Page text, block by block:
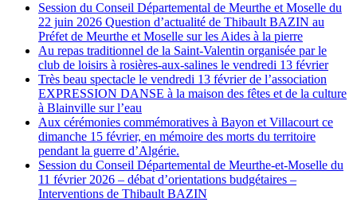
Session du Conseil Départemental de Meurthe et Moselle du
22 juin 2026 Question d’actualité de Thibault BAZIN au
Préfet de Meurthe et Moselle sur les Aides à la pierre
Au repas traditionnel de la Saint-Valentin organisée par le
club de loisirs à rosières-aux-salines le vendredi 13 février
Très beau spectacle le vendredi 13 février de l’association
EXPRESSION DANSE à la maison des fêtes et de la culture
à Blainville sur l’eau
Aux cérémonies commémoratives à Bayon et Villacourt ce
dimanche 15 février, en mémoire des morts du territoire
pendant la guerre d’Algérie.
Session du Conseil Départemental de Meurthe-et-Moselle du
11 février 2026 – débat d’orientations budgétaires –
Interventions de Thibault BAZIN